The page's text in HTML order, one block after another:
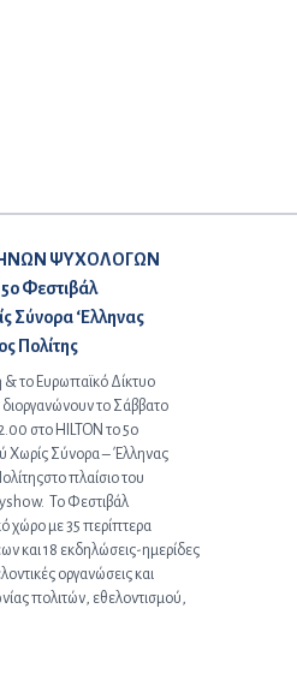
ΨΥΧΟΛΟΓΩΝ
Φεστιβάλ
Σύνορα ‘Ελληνας
Πολίτης
το Ευρωπαϊκό Δίκτυο
το Σάββατο
στο HILTON το 5o
Χωρίς Σύνορα – Έλληνας
πλαίσιο του
Το Φεστιβάλ
χώρο με 35 περίπτερα
και 18 εκδηλώσεις-ημερίδες
οργανώσεις και
πολιτών, εθελοντισμού,